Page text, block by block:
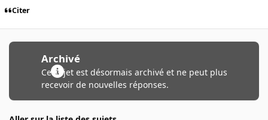
Citer
Archivé
Ce sujet est désormais archivé et ne peut plus
recevoir de nouvelles réponses.